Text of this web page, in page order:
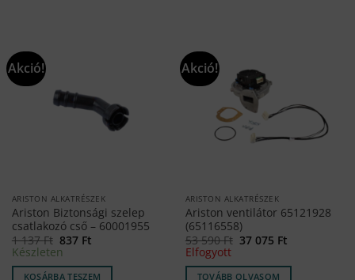
Akció!
ARISTON ALKATRÉSZEK
Ariston Biztonsági szelep
csatlakozó cső – 60001955
1 137Ft Original
price
was:
1
837 FtCurrent
837 Ft.
Készleten
KOSÁRBA TESZEM
Akció!
ARISTON ALKATRÉSZEK
Ariston ventilátor 65121928
(65116558)
53 590Ft Original
53
37 075 FtCurrent
37
Elfogyott
TOVÁBB OLVASOM